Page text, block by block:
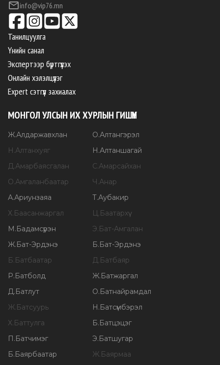
info@vip76.mn
Танилцуулга
Үнийн санал
Экспертээр бүртгүүлэх
Онлайн хэлэлцүүлэг
Expert сэтгүүл захиалах
МОНГОЛ УЛСЫН ИХ ХУРЛЫН ГИШҮҮН
Ж.Алдаржавхлан О.Алтангэрэл
Н.Алтанхуяг Н.Алтаншагай
Д.Амарбаясгалан С.Амарсайхан
О.Амгаланбаатар Ч.Анар
А.Ариунзаяа Т.Аубакир
Х.Баасанжаргал Ц.Баатархүү
М.Бадамсүрэн Э.Бат-Амгалан
Ж.Бат-Эрдэнэ Б.Бат-Эрдэнэ
Б.Батбаатар Д.Батбаяр
Р.Батболд Ж.Батжаргал
Д.Батлут О.Батнайрамдал
Ж.Батсуурь Н.Батсүмбэрэл
Х.Баттулга Б.Батцэцэг
П.Батчимэг Э.Батшугар
Б.Баярбаатар Ж.Баярмаа